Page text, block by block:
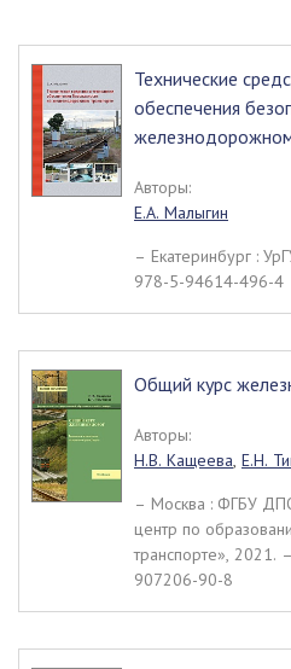
Технические
обеспечения
Авторы:
Е.А. Малыгин
– Екатеринбург :
978-5-94614-496-4
Общий курс
Авторы:
Н.В. Кащеева, Е.Н.
– Москва : ФГБУ
центр по
транспорте», 2021.
907206-90-8